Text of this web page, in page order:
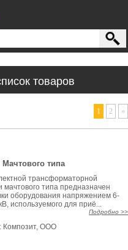
товаров
1 2 »
типа
трансформаторной
мачтового типа предназначен
оборудования напряжением 6-
используемого для приё...
Подробно >>
Композит, ООО